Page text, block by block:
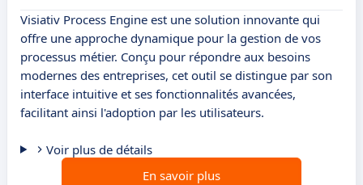
Visiativ Process Engine est une solution innovante qui
offre une approche dynamique pour la gestion de vos
processus métier. Conçu pour répondre aux besoins
modernes des entreprises, cet outil se distingue par son
interface intuitive et ses fonctionnalités avancées,
facilitant ainsi l'adoption par les utilisateurs.
Voir plus de détails
En savoir plus